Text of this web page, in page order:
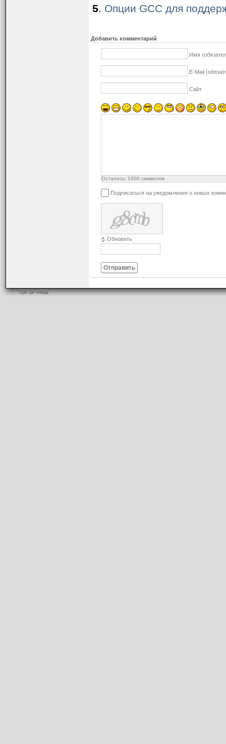
5. Опции GCC для
Добавить комментарий
Имя
E-Mail
Сайт
Осталось: 1000 символов
Подписаться на уведомления о новых
Обновить
Отправить